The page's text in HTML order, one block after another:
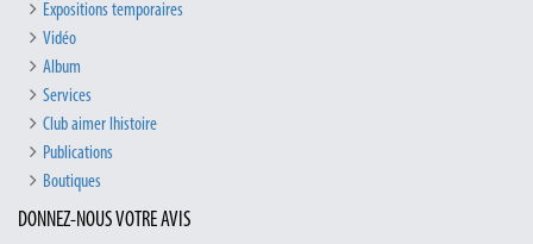
Expositions temporaires
Vidéo
Album
Services
Club aimer lhistoire
Publications
Boutiques
DONNEZ-NOUS VOTRE AVIS